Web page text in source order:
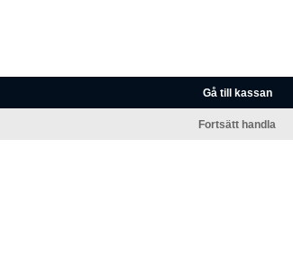
Gå till kassan
Fortsätt handla